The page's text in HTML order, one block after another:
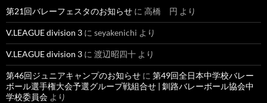
第21回バレーフェスタのお知らせ に 高橋 円 より
V.LEAGUE division 3 に seyakenichi より
V.LEAGUE division 3 に 渡辺昭四十 より
第46回ジュニアキャンプのお知らせ に 第49回全日本中学校バレー
ボール選手権大会予選グループ戦組合せ | 釧路バレーボール協会中
学校委員会 より